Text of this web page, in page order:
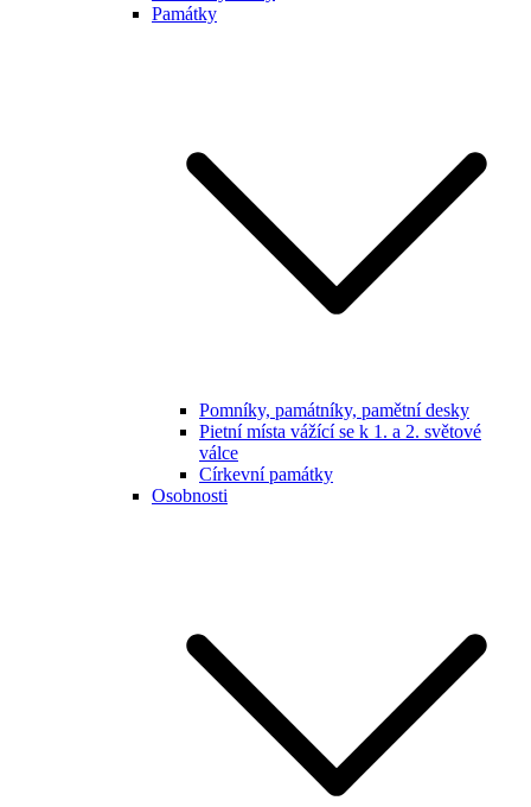
Památky
Pomníky, památníky, pamětní desky
Pietní místa vážící se k 1. a 2. světové
válce
Církevní památky
Osobnosti